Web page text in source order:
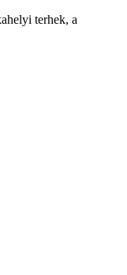
terhek, a